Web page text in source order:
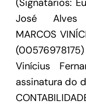
José Alves
MARCOS
Vinícius
assinatura do